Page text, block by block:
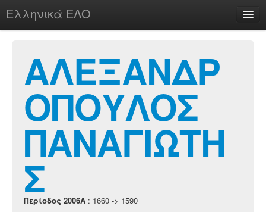
Ελληνικά ΕΛΟ
chesstu.be @ discord
Login
ΑΛΕΞΑΝΔΡ
ΟΠΟΥΛΟΣ
ΠΑΝΑΓΙΩΤΗ
Σ
Περίοδος 2006A : 1660 -> 1590